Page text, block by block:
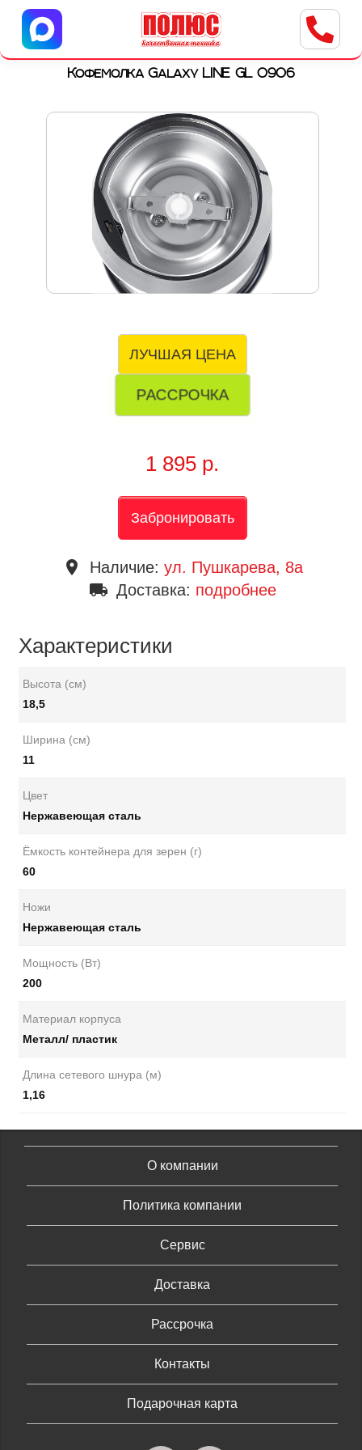
Центр бытовой техники
г. Ульяновск, ул. Пушкарева, 8a
Кофемолка Galaxy LINE GL 0906
ЛУЧШАЯ ЦЕНА
РАССРОЧКА
1 895 р.
Забронировать
place Наличие: ул. Пушкарева, 8a
local_shipping Доставка: подробнее
Характеристики
Высота (см)
18,5
Ширина (см)
11
Цвет
Нержавеющая сталь
Ёмкость контейнера для зерен (г)
60
Ножи
Нержавеющая сталь
Мощность (Вт)
200
Материал корпуса
Металл/ пластик
Длина сетевого шнура (м)
1,16
О компании
Политика компании
Сервис
Доставка
Рассрочка
Контакты
Подарочная карта